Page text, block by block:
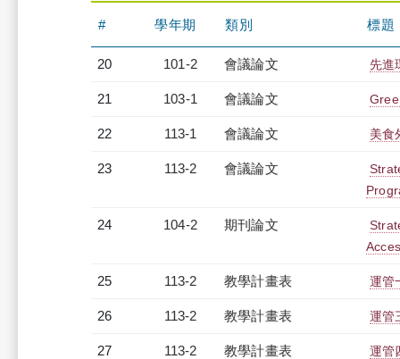
# 學年期 類別 標題
20 101-2 會議論文 先進
21 103-1 會議論文
22 113-1 會議論文 美食
23 113-2 會議論文
24 104-2 期刊論文
25 113-2 教學計畫表 運管
26 113-2 教學計畫表 運管
27 113-2 教學計畫表 運管